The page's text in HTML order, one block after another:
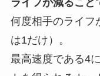
何度相手のライフ
は1だけ）。
最高速度である4